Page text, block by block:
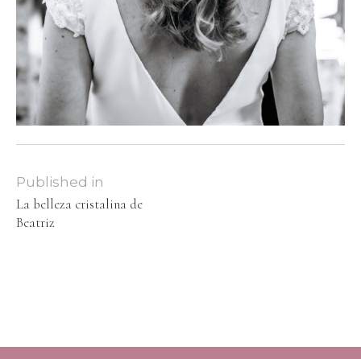
Published in
La belleza cristalina de
Beatriz